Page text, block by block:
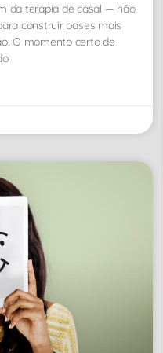
da terapia de casal — não
construir bases mais
O momento certo de